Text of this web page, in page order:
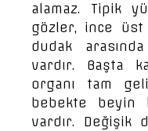
alamaz. Tipik
gözler, ince
dudak
vardır. Başta
organı tam
bebekte beyin
vardır. Değişik